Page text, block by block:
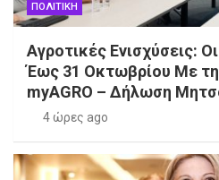
ΠΟΛΙΤΙΚΗ
Αγροτικές Ενισχύσεις:
Έως 31 Οκτωβρίου Με
myAGRO – Δήλωση
4 ώρες ago